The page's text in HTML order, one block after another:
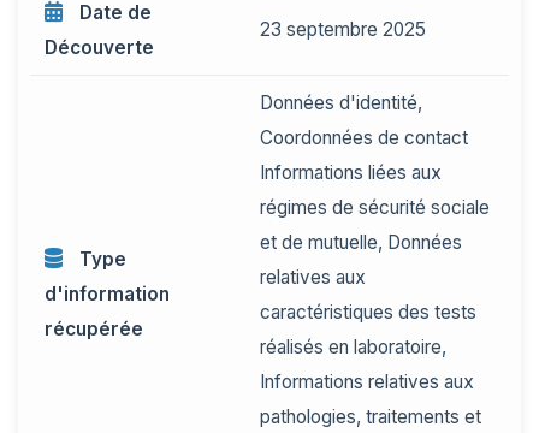
Date de
Découverte
23 septembre 2025
Type
d'information
récupérée
Données d'identité,
Coordonnées de contact
Informations liées aux
régimes de sécurité sociale
et de mutuelle, Données
relatives aux
caractéristiques des tests
réalisés en laboratoire,
Informations relatives aux
pathologies, traitements et